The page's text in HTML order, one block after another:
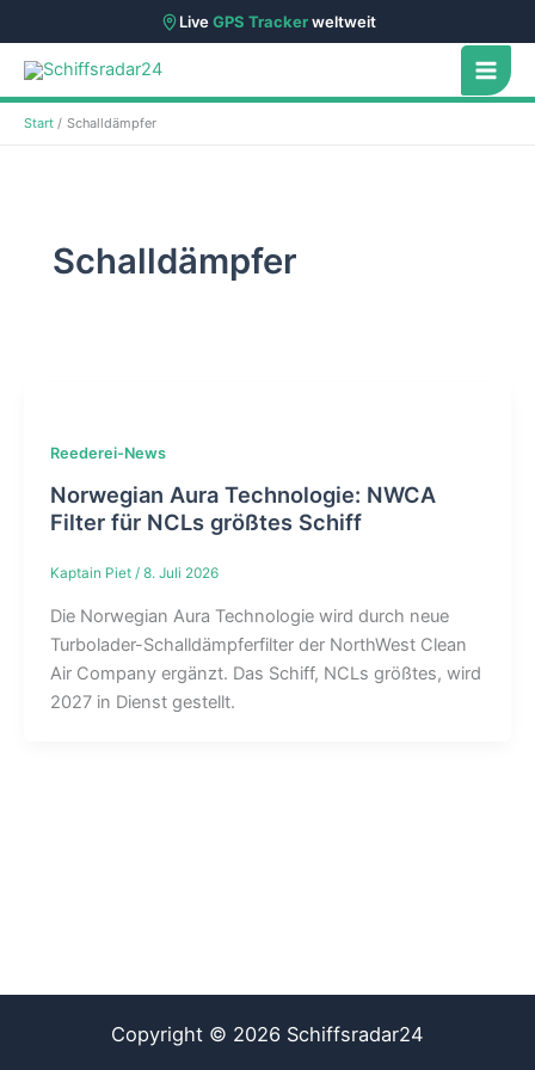
LiveGPS Trackerweltweit
Zum
Inhalt
springen
Start Schalldämpfer
Schalldämpfer
Reederei-News
Norwegian Aura Technologie: NWCA
Filter für NCLs größtes Schiff
Kaptain Piet / 8. Juli 2026
Die Norwegian Aura Technologie wird durch neue
Turbolader-Schalldämpferfilter der NorthWest Clean
Air Company ergänzt. Das Schiff, NCLs größtes, wird
2027 in Dienst gestellt.
Copyright © 2026 Schiffsradar24